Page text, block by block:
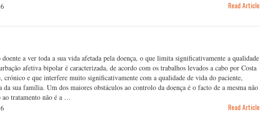
Read Article
a ver toda a sua vida afetada pela doença, o que limita significativamente a qualidade
afetiva bipolar é caracterizada, de acordo com os trabalhos levados a cabo por Costa
e que interfere muito significativamente com a qualidade de vida do paciente,
sua família. Um dos maiores obstáculos ao controlo da doença é o facto de a mesma não
ao tratamento não é a …
Read Article